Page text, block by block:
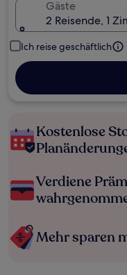
Gäste
2 Reisende, 1
Ich reise geschäftlich
Kostenlose
Verdiene
Mehr sparen